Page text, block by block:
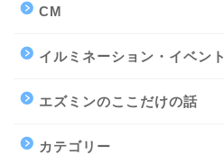
CM
イルミネーション・イベント
エズミンのここだけの話
カテゴリー